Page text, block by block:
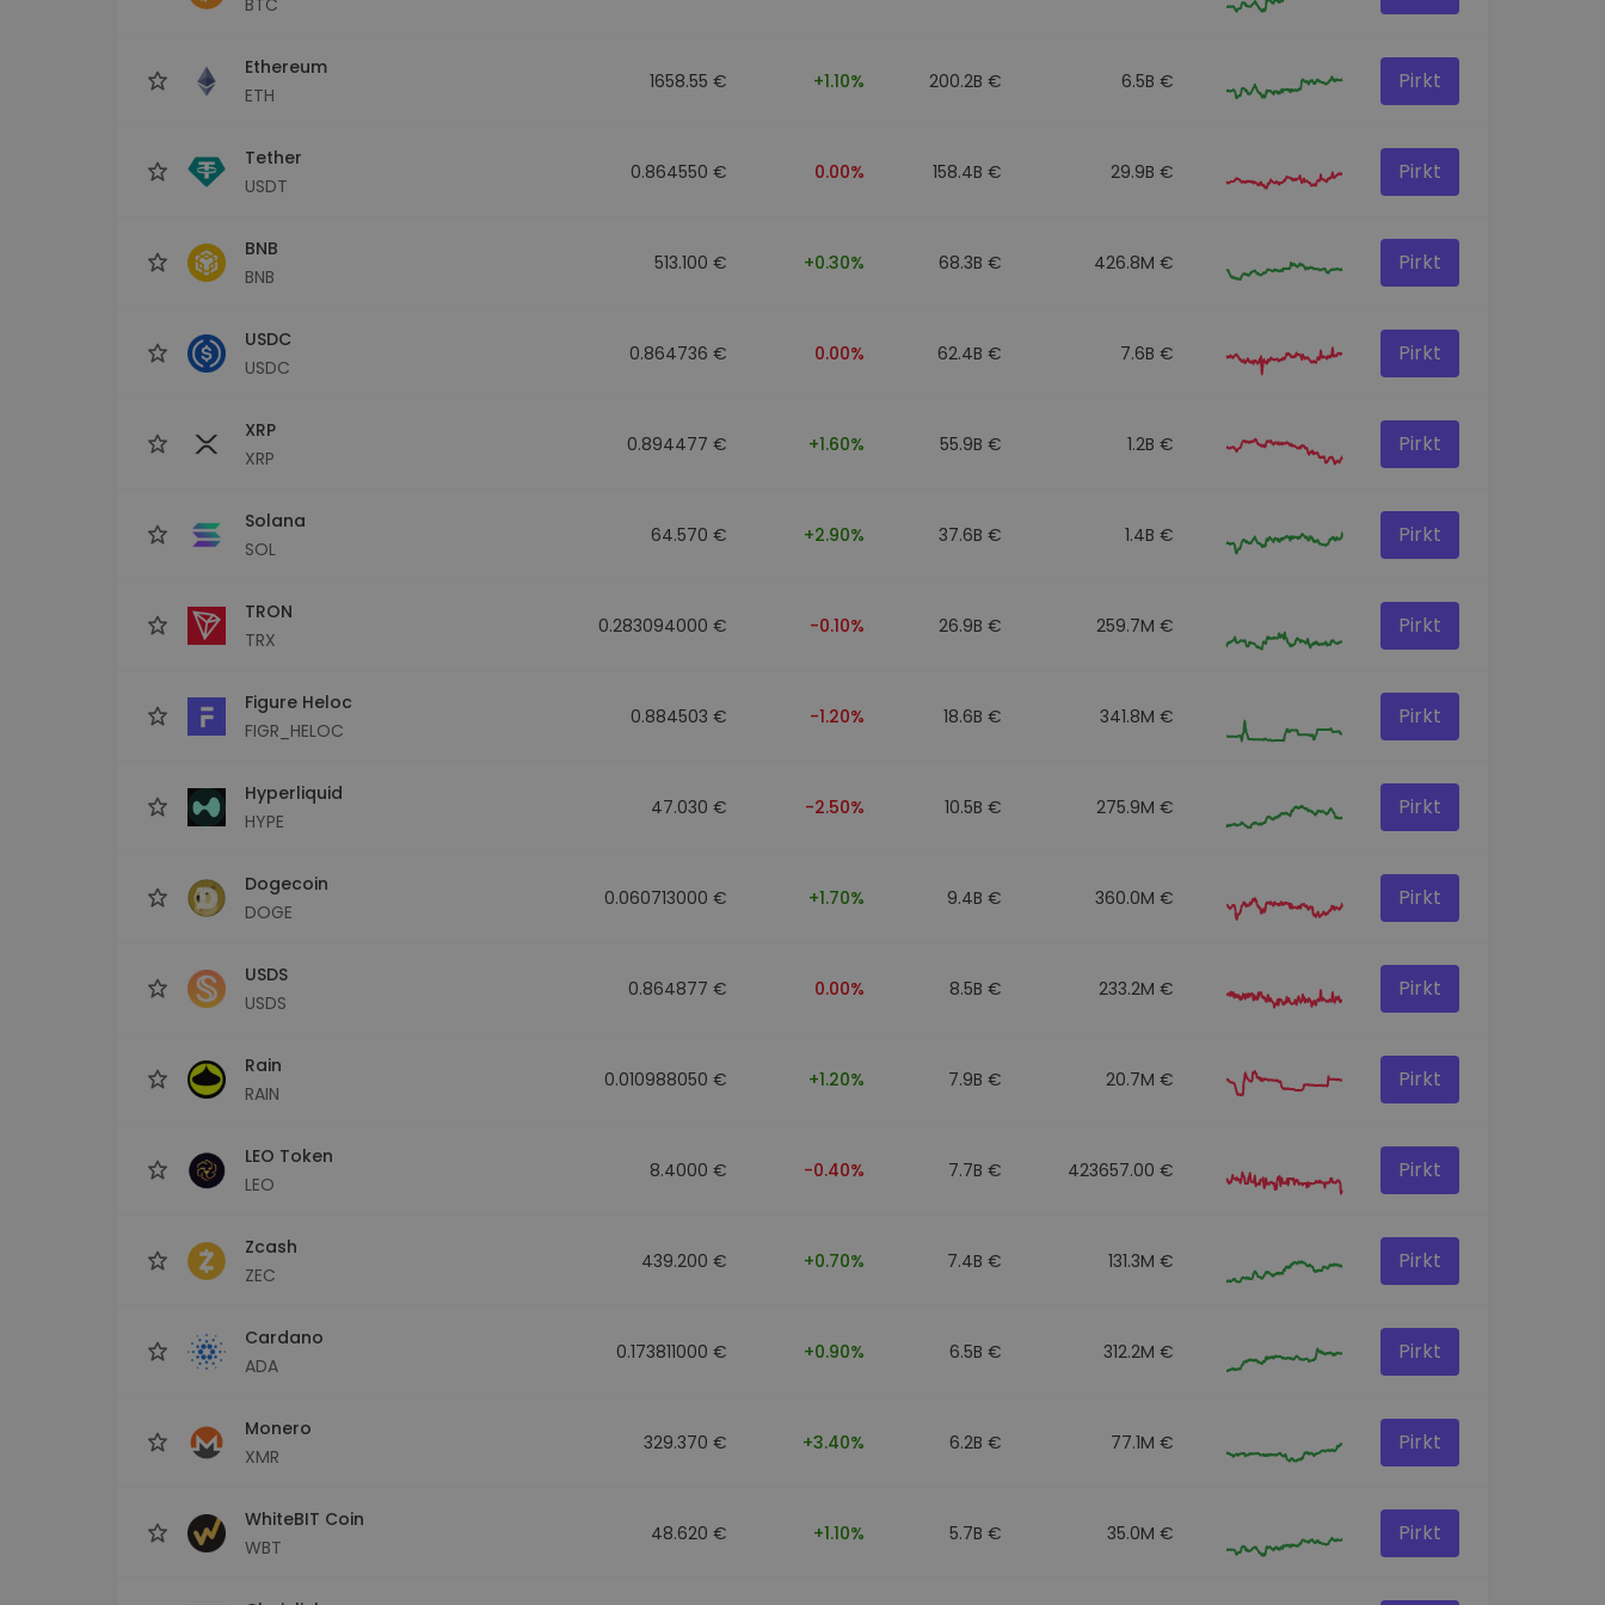
Ethereum
ETH
1658.55 € +1.10% 200.2B € 6.5B € Pirkt
Tether
USDT
0.864550 € 0.00% 158.4B € 29.9B € Pirkt
BNB
BNB
513.100 € +0.30% 68.3B € 426.8M € Pirkt
USDC
USDC
0.864736 € 0.00% 62.4B € 7.6B € Pirkt
XRP
XRP
0.894477 € +1.60% 55.9B € 1.2B € Pirkt
Solana
SOL
64.570 € +2.90% 37.6B € 1.4B € Pirkt
TRON
TRX
0.283094000 € -0.10% 26.9B € 259.7M € Pirkt
Figure Heloc
FIGR_HELOC
0.884503 € -1.20% 18.6B € 341.8M € Pirkt
Hyperliquid
HYPE
47.030 € -2.50% 10.5B € 275.9M € Pirkt
Dogecoin
DOGE
0.060713000 € +1.70% 9.4B € 360.0M € Pirkt
USDS
USDS
0.864877 € 0.00% 8.5B € 233.2M € Pirkt
Rain
RAIN
0.010988050 € +1.20% 7.9B € 20.7M € Pirkt
LEO Token
LEO
8.4000 € -0.40% 7.7B € 423657.00 € Pirkt
Zcash
ZEC
439.200 € +0.70% 7.4B € 131.3M € Pirkt
Cardano
ADA
0.173811000 € +0.90% 6.5B € 312.2M € Pirkt
Monero
XMR
329.370 € +3.40% 6.2B € 77.1M € Pirkt
WhiteBIT Coin
WBT
48.620 € +1.10% 5.7B € 35.0M € Pirkt